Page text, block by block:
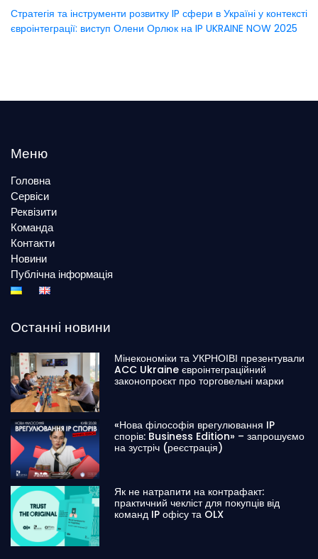
Стратегія та інструменти розвитку IP сфери в Україні у контексті
євроінтеграції: виступ Олени Орлюк на IP UKRAINE NOW 2025
Меню
Головна
Сервіси
Реквізити
Команда
Контакти
Новини
Публічна інформація
Останні новини
Мінекономіки та УКРНОІВІ презентували
ACC Ukraine євроінтеграційний
законопроєкт про торговельні марки
«Нова філософія врегулювання IP
спорів: Business Edition» – запрошуємо
на зустріч (реєстрація)
Як не натрапити на контрафакт:
практичний чекліст для покупців від
команд IP офісу та OLX